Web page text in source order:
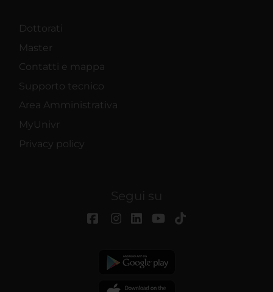
Dottorati
Master
Contatti e mappa
Supporto tecnico
Area Amministrativa
MyUnivr
Privacy policy
Segui su